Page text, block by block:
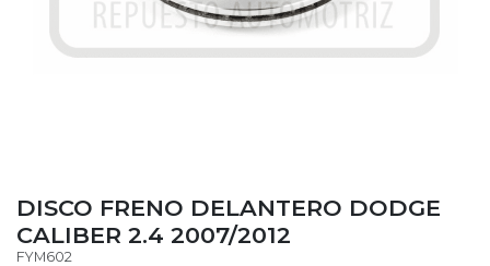
DISCO FRENO DELANTERO DODGE
CALIBER 2.4 2007/2012
FYM602